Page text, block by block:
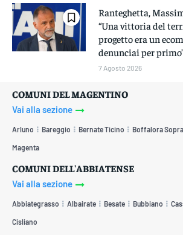
Ranteghetta,
“Una vittoria del
progetto era un
denunciai per
7 Agosto 2026
COMUNI DEL MAGENTINO
Vai alla sezione
Arluno Bareggio Bernate Ticino Boffalora
Magenta
COMUNI DELL'ABBIATENSE
Vai alla sezione
Abbiategrasso Albairate Besate Bubbiano
Cisliano